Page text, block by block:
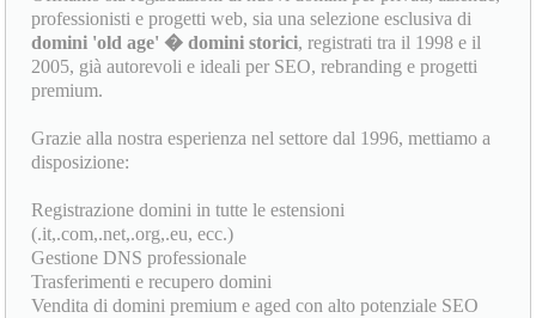
professionisti e progetti web, sia una selezione esclusiva di
domini 'old age' � domini storici, registrati tra il 1998 e il
2005, già autorevoli e ideali per SEO, rebranding e progetti
premium.
Grazie alla nostra esperienza nel settore dal 1996, mettiamo a
disposizione:
Registrazione domini in tutte le estensioni
(.it,.com,.net,.org,.eu, ecc.)
Gestione DNS professionale
Trasferimenti e recupero domini
Vendita di domini premium e aged con alto potenziale SEO